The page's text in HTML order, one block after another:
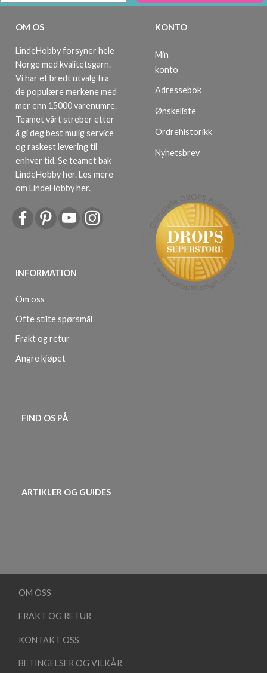
OM OS
LindeHobby forsyner hele
Norge med kvalitetsgarn.
Vi har et bredt utvalg fra
de populære merkene med
mer enn 15000 varenumre.
Teamet vårt streber etter
å gi deg best mulig service
og raskest levering til
enhver tid. Se teamet bak
LindeHobby her.Les mere
om LindeHobby her.
INFORMATION
Om oss
Ofte stilte spørsmål
Frakt og retur
Angre kjøpet
KONTO
Min
konto
Adressebok
Ønskeliste
Ordrehistorikk
Nyhetsbrev
FIND OS PÅ
ARTIKLER OG GUIDES
OM OSS
FRAKT OG RETUR
KONTAKT OSS
BETINGELSER OG VILKÅR